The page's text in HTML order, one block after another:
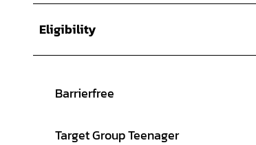
Eligibility
Barrierfree
Target Group Teenager